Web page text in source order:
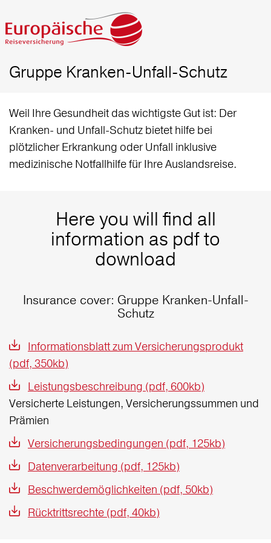
Gruppe Kranken-Unfall-Schutz
Weil Ihre Gesundheit das wichtigste Gut ist: Der
Kranken- und Unfall-Schutz bietet hilfe bei
plötzlicher Erkrankung oder Unfall inklusive
medizinische Notfallhilfe für Ihre Auslandsreise.
Here you will find all
information as pdf to
download
Insurance cover: Gruppe Kranken-Unfall-
Schutz
Informationsblatt zum Versicherungsprodukt
(pdf, 350kb)
Leistungsbeschreibung (pdf, 600kb)
Versicherte Leistungen, Versicherungssummen und
Prämien
Versicherungsbedingungen (pdf, 125kb)
Datenverarbeitung (pdf, 125kb)
Beschwerdemöglichkeiten (pdf, 50kb)
Rücktrittsrechte (pdf, 40kb)